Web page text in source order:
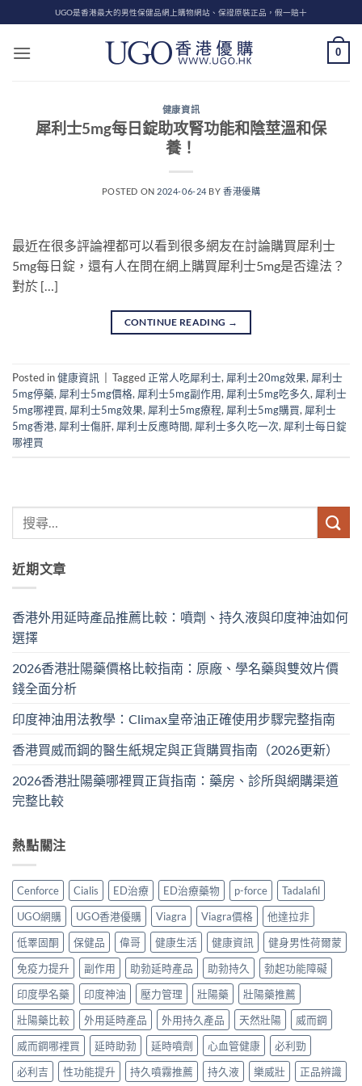
to
content
UGO是香港最大的男性保健品網上購物網站、保證原裝正品，假一賠十
0
健康資訊
犀利士5mg每日錠助攻腎功能和陰莖溫和保
養！
POSTED ON 2024-06-24 BY香港優購
最近在很多評論裡都可以看到很多網友在討論購買犀利士
5mg每日錠，還有人在問在網上購買犀利士5mg是否違法？
對於 […]
CONTINUE READING →
Posted in健康資訊 Tagged 正常人吃犀利士, 犀利士20mg效果, 犀利士
5mg停藥, 犀利士5mg價格, 犀利士5mg副作用, 犀利士5mg吃多久, 犀利士
5mg哪裡買, 犀利士5mg效果, 犀利士5mg療程, 犀利士5mg購買, 犀利士
5mg香港, 犀利士傷肝, 犀利士反應時間, 犀利士多久吃一次, 犀利士每日錠
哪裡買
近期文章
香港外用延時產品推薦比較：噴劑、持久液與印度神油如何
選擇
2026香港壯陽藥價格比較指南：原廠、學名藥與雙效片價
錢全面分析
印度神油用法教學：Climax皇帝油正確使用步驟完整指南
香港買威而鋼的醫生紙規定與正貨購買指南（2026更新）
2026香港壯陽藥哪裡買正貨指南：藥房、診所與網購渠道
完整比較
熱點關注
Cenforce Cialis ED治療 ED治療藥物 p-force
Tadalafil
UGO網購
UGO香港優購 Viagra Viagra價格
他達拉非
低睪固酮
保健品 偉哥 健康生活 健康資訊
健身男性荷爾蒙
免疫力提升
副作用 助勃延時產品 助勃持久
勃起功能障礙
印度學名藥
印度神油 壓力管理 壯陽藥
壯陽藥推薦
壯陽藥比較
外用延時產品 外用持久產品 天然壯陽
威而鋼
威而鋼哪裡買
延時助勃 延時噴劑 心血管健康
必利勁
必利吉
性功能提升 持久噴霧推薦 持久液 樂威壯 正品辨識